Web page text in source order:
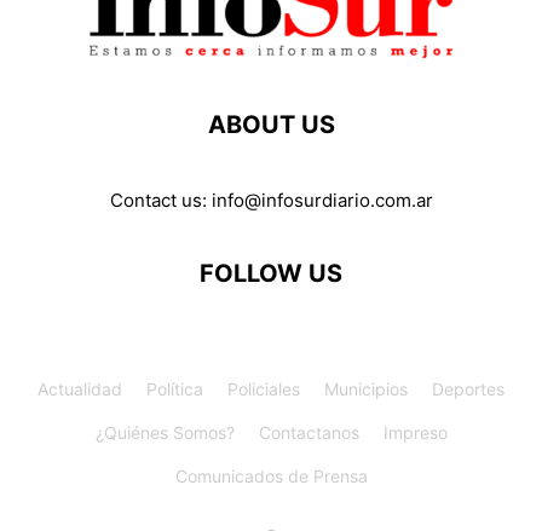
ABOUT US
Contact us: info@infosurdiario.com.ar
FOLLOW US
Actualidad Política Policiales Municipios Deportes
¿Quiénes Somos? Contactanos Impreso
Comunicados de Prensa